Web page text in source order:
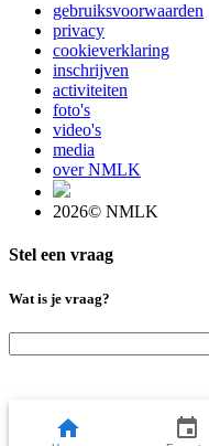
gebruiksvoorwaarden
privacy
cookieverklaring
inschrijven
activiteiten
foto's
video's
media
over NMLK
2026© NMLK
Stel een vraag
Wat is je vraag?